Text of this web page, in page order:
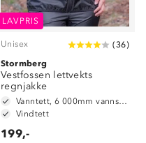
LAVPRIS
Unisex (36)
Stormberg
Vestfossen lettvekts
regnjakke
Vanntett, 6 000mm vannsøyle
Vindtett
199,-